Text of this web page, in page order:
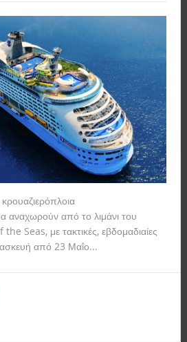
από το λιμάνι του
Seas, με τακτικές, εβδομαδιαίες
από 23 Μαΐο...